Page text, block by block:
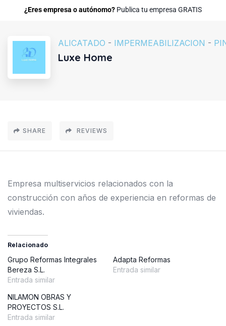
¿Eres empresa o autónomo? Publica tu empresa GRATIS
ALICATADO - IMPERMEABILIZACION -
Luxe Home
SHARE REVIEWS
Empresa multiservicios relacionados con la
construcción con años de experiencia en reformas de
viviendas.
Relacionado
Grupo Reformas Integrales
Bereza S.L.
Entrada similar
Adapta Reformas
Entrada similar
NILAMON OBRAS Y
PROYECTOS S.L.
Entrada similar